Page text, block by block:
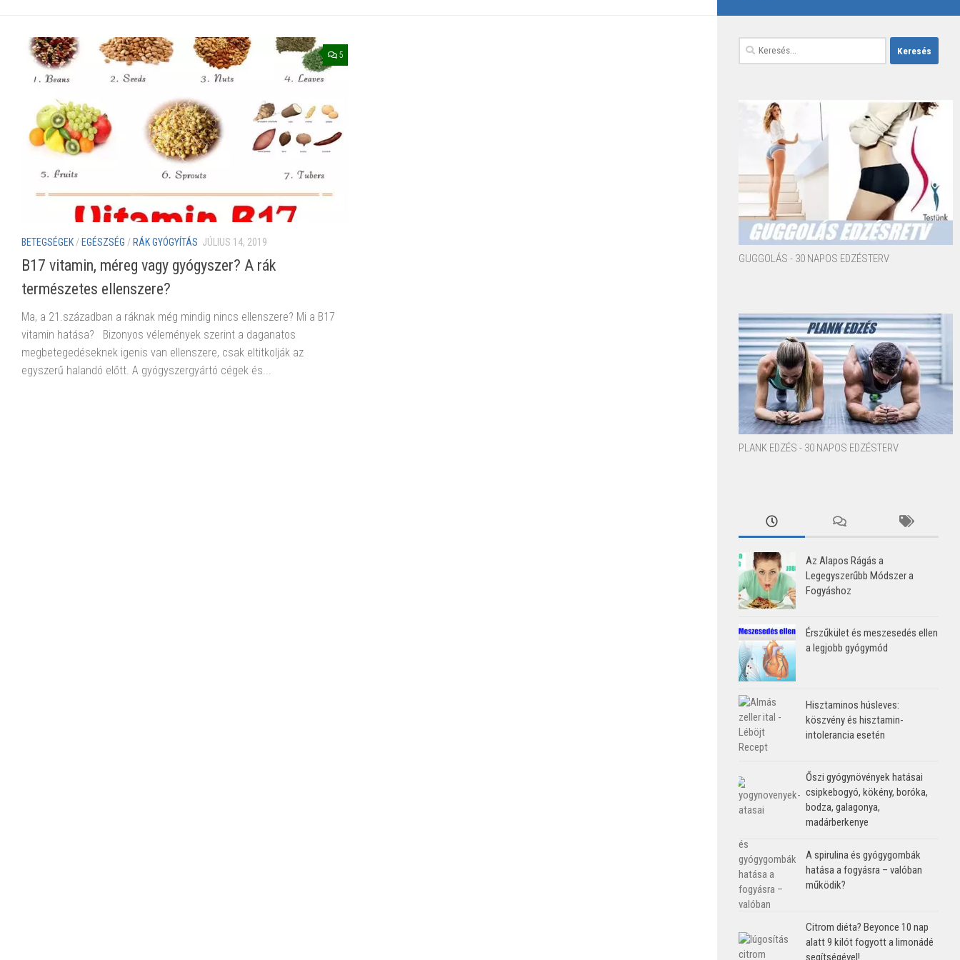
5
BETEGSÉGEK / EGÉSZSÉG / RÁK GYÓGYÍTÁS JÚLIUS 14, 2019
B17 vitamin, méreg vagy gyógyszer? A rák
természetes ellenszere?
Ma, a 21.században a ráknak még mindig nincs ellenszere? Mi a B17
vitamin hatása? Bizonyos vélemények szerint a daganatos
megbetegedéseknek igenis van ellenszere, csak eltitkolják az
egyszerű halandó előtt. A gyógyszergyártó cégek és...
Keresés:
GUGGOLÁS - 30 NAPOS EDZÉSTERV
PLANK EDZÉS - 30 NAPOS EDZÉSTERV
Az Alapos Rágás a
Legegyszerűbb Módszer a
Fogyáshoz
Érszűkület és meszesedés ellen
a legjobb gyógymód
Hisztaminos húsleves:
köszvény és hisztamin-
intolerancia esetén
Őszi gyógynövények hatásai
csipkebogyó, kökény, boróka,
bodza, galagonya,
madárberkenye
A spirulina és gyógygombák
hatása a fogyásra – valóban
működik?
Citrom diéta? Beyonce 10 nap
alatt 9 kilót fogyott a limonádé
segítségével!